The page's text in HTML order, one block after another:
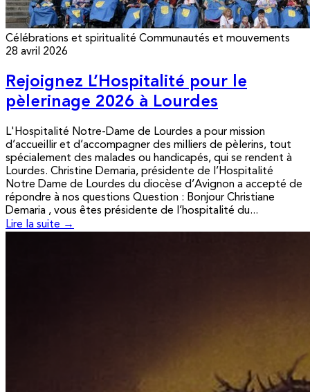
Célébrations et spiritualité Communautés et mouvements
28 avril 2026
Rejoignez L’Hospitalité pour le
pèlerinage 2026 à Lourdes
L'Hospitalité Notre-Dame de Lourdes a pour mission
d’accueillir et d’accompagner des milliers de pèlerins, tout
spécialement des malades ou handicapés, qui se rendent à
Lourdes. Christine Demaria, présidente de l’Hospitalité
Notre Dame de Lourdes du diocèse d’Avignon a accepté de
répondre à nos questions Question : Bonjour Christiane
Demaria , vous êtes présidente de l’hospitalité du...
Lire la suite →